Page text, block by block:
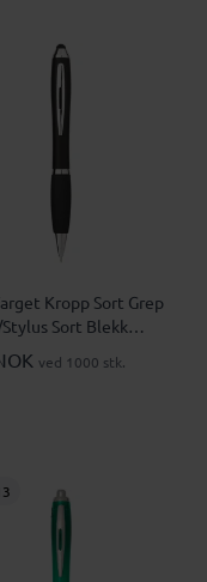
Kropp Sort Grep
Sort Blekk
ved 1000 stk.